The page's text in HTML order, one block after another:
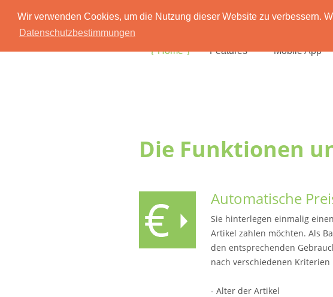
Wir verwenden Cookies, um die Nutzung dieser Website zu verbessern.
Datenschutzbestimmungen
Home Features Mobile App
Die Funktionen
Automatische
Sie hinterlegen einmalig
Artikel zahlen möchten. Als
den entsprechenden
nach verschiedenen
- Alter der Artikel